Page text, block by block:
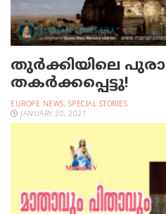
തുര്‍ക്കിയിലെ
തകര്‍ക്കപ്പെട്ടു!
EUROPE NEWS, SPECIAL STORIES
JANUARY 30, 2021